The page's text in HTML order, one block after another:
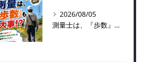
2026/08/05
測量士は、『歩数』も大事！？